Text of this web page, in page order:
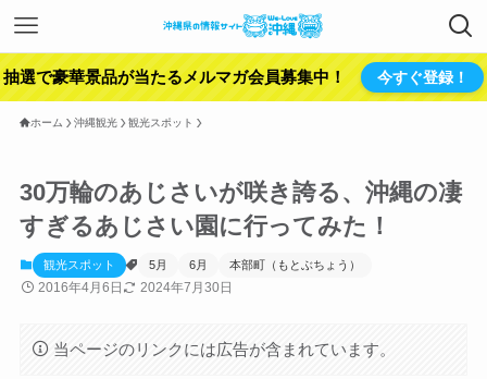
抽選で豪華景品が当たるメルマガ会員募集中！ 今すぐ登録！
ホーム 沖縄観光 観光スポット
30万輪のあじさいが咲き誇る、沖縄の凄
すぎるあじさい園に行ってみた！
観光スポット 5月 6月 本部町（もとぶちょう）
2016年4月6日 2024年7月30日
当ページのリンクには広告が含まれています。